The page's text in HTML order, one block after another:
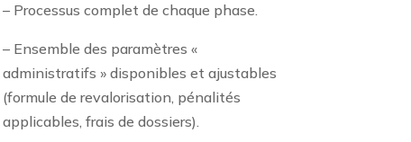
– Processus complet de chaque phase.
– Ensemble des paramètres «
administratifs » disponibles et ajustables
(formule de revalorisation, pénalités
applicables, frais de dossiers).